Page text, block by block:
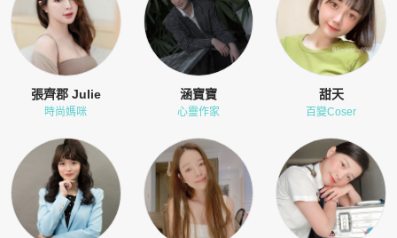
張齊郡 Julie
時尚媽咪
涵寶寶
心靈作家
甜天
百變Coser